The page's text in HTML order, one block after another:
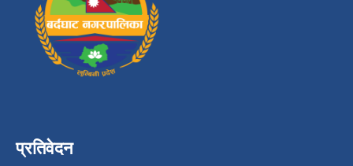
प्रतिवेदन